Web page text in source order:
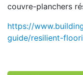
couvre-planchers
https://
guide/resilient-